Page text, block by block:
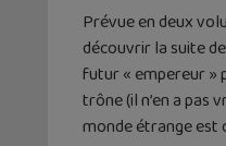
Prévue en deux
découvrir la suite
futur « empereur »
trône (il n’en a pas
monde étrange est